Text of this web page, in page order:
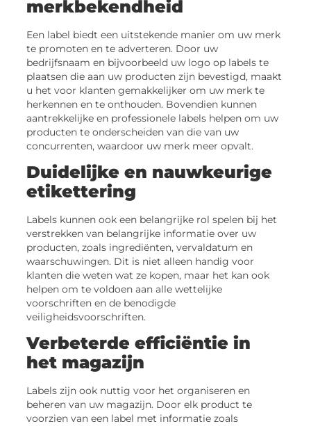
merkbekendheid
Een label biedt een uitstekende manier om uw merk
te promoten en te adverteren. Door uw
bedrijfsnaam en bijvoorbeeld uw logo op labels te
plaatsen die aan uw producten zijn bevestigd, maakt
u het voor klanten gemakkelijker om uw merk te
herkennen en te onthouden. Bovendien kunnen
aantrekkelijke en professionele labels helpen om uw
producten te onderscheiden van die van uw
concurrenten, waardoor uw merk meer opvalt.
Duidelijke en nauwkeurige
etikettering
Labels kunnen ook een belangrijke rol spelen bij het
verstrekken van belangrijke informatie over uw
producten, zoals ingrediënten, vervaldatum en
waarschuwingen. Dit is niet alleen handig voor
klanten die weten wat ze kopen, maar het kan ook
helpen om te voldoen aan alle wettelijke
voorschriften en de benodigde
veiligheidsvoorschriften.
Verbeterde efficiëntie in
het magazijn
Labels zijn ook nuttig voor het organiseren en
beheren van uw magazijn. Door elk product te
voorzien van een label met informatie zoals